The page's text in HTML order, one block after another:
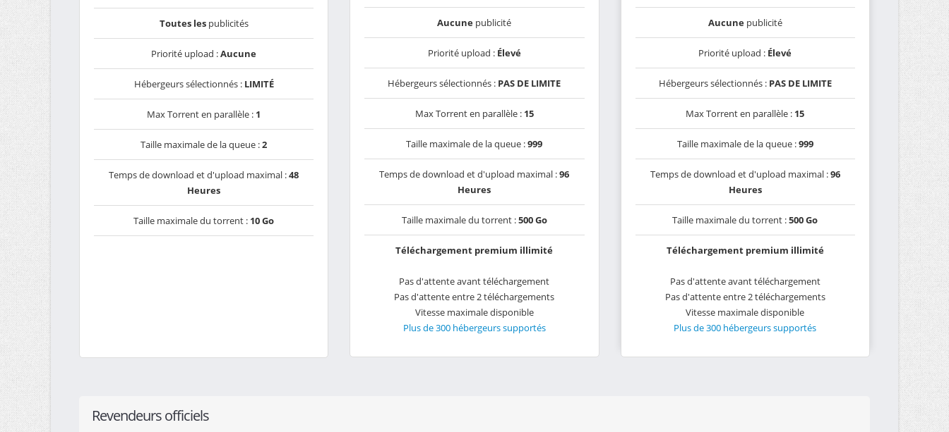
Toutes lespublicités
Priorité upload :Aucune
Hébergeurs sélectionnés : LIMITÉ
Max Torrent en parallèle : 1
Taille maximale de la queue :2
Temps de download et d'upload maximal :48
Heures
Taille maximale du torrent : 10 Go
Aucune publicité
Priorité upload : Élevé
Hébergeurs sélectionnés : PAS DE LIMITE
Max Torrent en parallèle : 15
Taille maximale de la queue :999
Temps de download et d'upload maximal :96
Heures
Taille maximale du torrent :500 Go
Téléchargement premium illimité
Pas d'attente avant téléchargement
Pas d'attente entre 2 téléchargements
Vitesse maximale disponible
Plus de 300 hébergeurs supportés
Aucunepublicité
Priorité upload : Élevé
Hébergeurs sélectionnés : PAS DE LIMITE
Max Torrent en parallèle : 15
Taille maximale de la queue :999
Temps de download et d'upload maximal :96
Heures
Taille maximale du torrent :500 Go
Téléchargement premium illimité
Pas d'attente avant téléchargement
Pas d'attente entre 2 téléchargements
Vitesse maximale disponible
Plus de 300 hébergeurs supportés
Revendeurs officiels